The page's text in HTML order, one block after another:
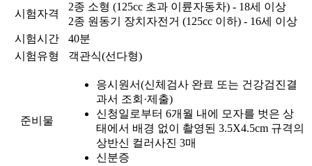
시험자격
2종 소형 (125cc 초과 이륜자동차) - 18세 이상
2종 원동기 장치자전거 (125cc 이하) - 16세 이상
시험시간
40분
시험유형
객관식(선다형)
준비물
응시원서(신체검사 완료 또는 건강검진결
과서 조회·제출)
신청일로부터 6개월 내에 모자를 벗은 상
태에서 배경 없이 촬영된 3.5X4.5cm 규격의
상반신 컬러사진 3매
신분증